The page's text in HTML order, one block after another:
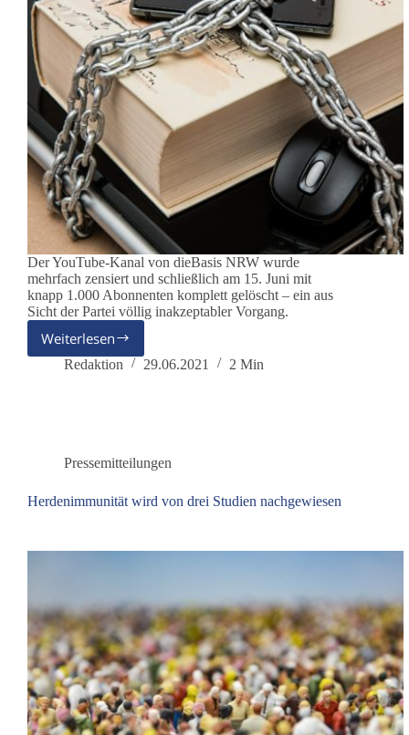
Der YouTube-Kanal von dieBasis NRW wurde
mehrfach zensiert und schließlich am 15. Juni mit
knapp 1.000 Abonnenten komplett gelöscht – ein aus
Sicht der Partei völlig inakzeptabler Vorgang.
Weiterlesen
YouTube
–
dieBasis
NRW
Redaktion 29.06.2021 2 Min
Pressemitteilungen
Herdenimmunität wird von drei Studien nachgewiesen